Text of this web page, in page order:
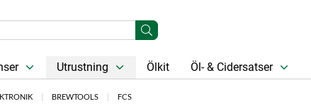
Utrustning Ölkit Öl- & Cidersatser
BREWTOOLS FCS